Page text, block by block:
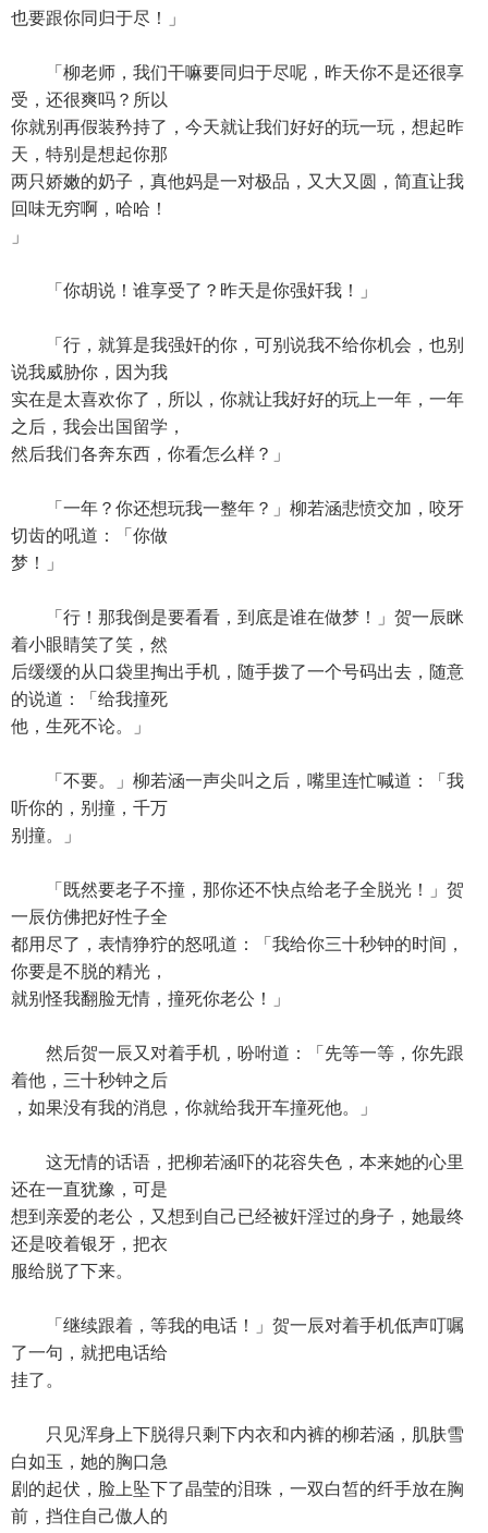
也要跟你同归于尽！」
「柳老师，我们干嘛要同归于尽呢，昨天你不是还很享
受，还很爽吗？所以
你就别再假装矜持了，今天就让我们好好的玩一玩，想起昨
天，特别是想起你那
两只娇嫩的奶子，真他妈是一对极品，又大又圆，简直让我
回味无穷啊，哈哈！
」
「你胡说！谁享受了？昨天是你强奸我！」
「行，就算是我强奸的你，可别说我不给你机会，也别
说我威胁你，因为我
实在是太喜欢你了，所以，你就让我好好的玩上一年，一年
之后，我会出国留学，
然后我们各奔东西，你看怎么样？」
「一年？你还想玩我一整年？」柳若涵悲愤交加，咬牙
切齿的吼道：「你做
梦！」
「行！那我倒是要看看，到底是谁在做梦！」贺一辰眯
着小眼睛笑了笑，然
后缓缓的从口袋里掏出手机，随手拨了一个号码出去，随意
的说道：「给我撞死
他，生死不论。」
「不要。」柳若涵一声尖叫之后，嘴里连忙喊道：「我
听你的，别撞，千万
别撞。」
「既然要老子不撞，那你还不快点给老子全脱光！」贺
一辰仿佛把好性子全
都用尽了，表情狰狞的怒吼道：「我给你三十秒钟的时间，
你要是不脱的精光，
就别怪我翻脸无情，撞死你老公！」
然后贺一辰又对着手机，吩咐道：「先等一等，你先跟
着他，三十秒钟之后
，如果没有我的消息，你就给我开车撞死他。」
这无情的话语，把柳若涵吓的花容失色，本来她的心里
还在一直犹豫，可是
想到亲爱的老公，又想到自己已经被奸淫过的身子，她最终
还是咬着银牙，把衣
服给脱了下来。
「继续跟着，等我的电话！」贺一辰对着手机低声叮嘱
了一句，就把电话给
挂了。
只见浑身上下脱得只剩下内衣和内裤的柳若涵，肌肤雪
白如玉，她的胸口急
剧的起伏，脸上坠下了晶莹的泪珠，一双白皙的纤手放在胸
前，挡住自己傲人的